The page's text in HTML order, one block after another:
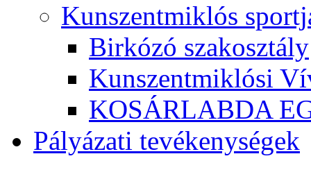
Kunszentmiklós
Birkózó szakosztály
Kunszentmiklósi
KOSÁRLABDA
Pályázati tevékenységek